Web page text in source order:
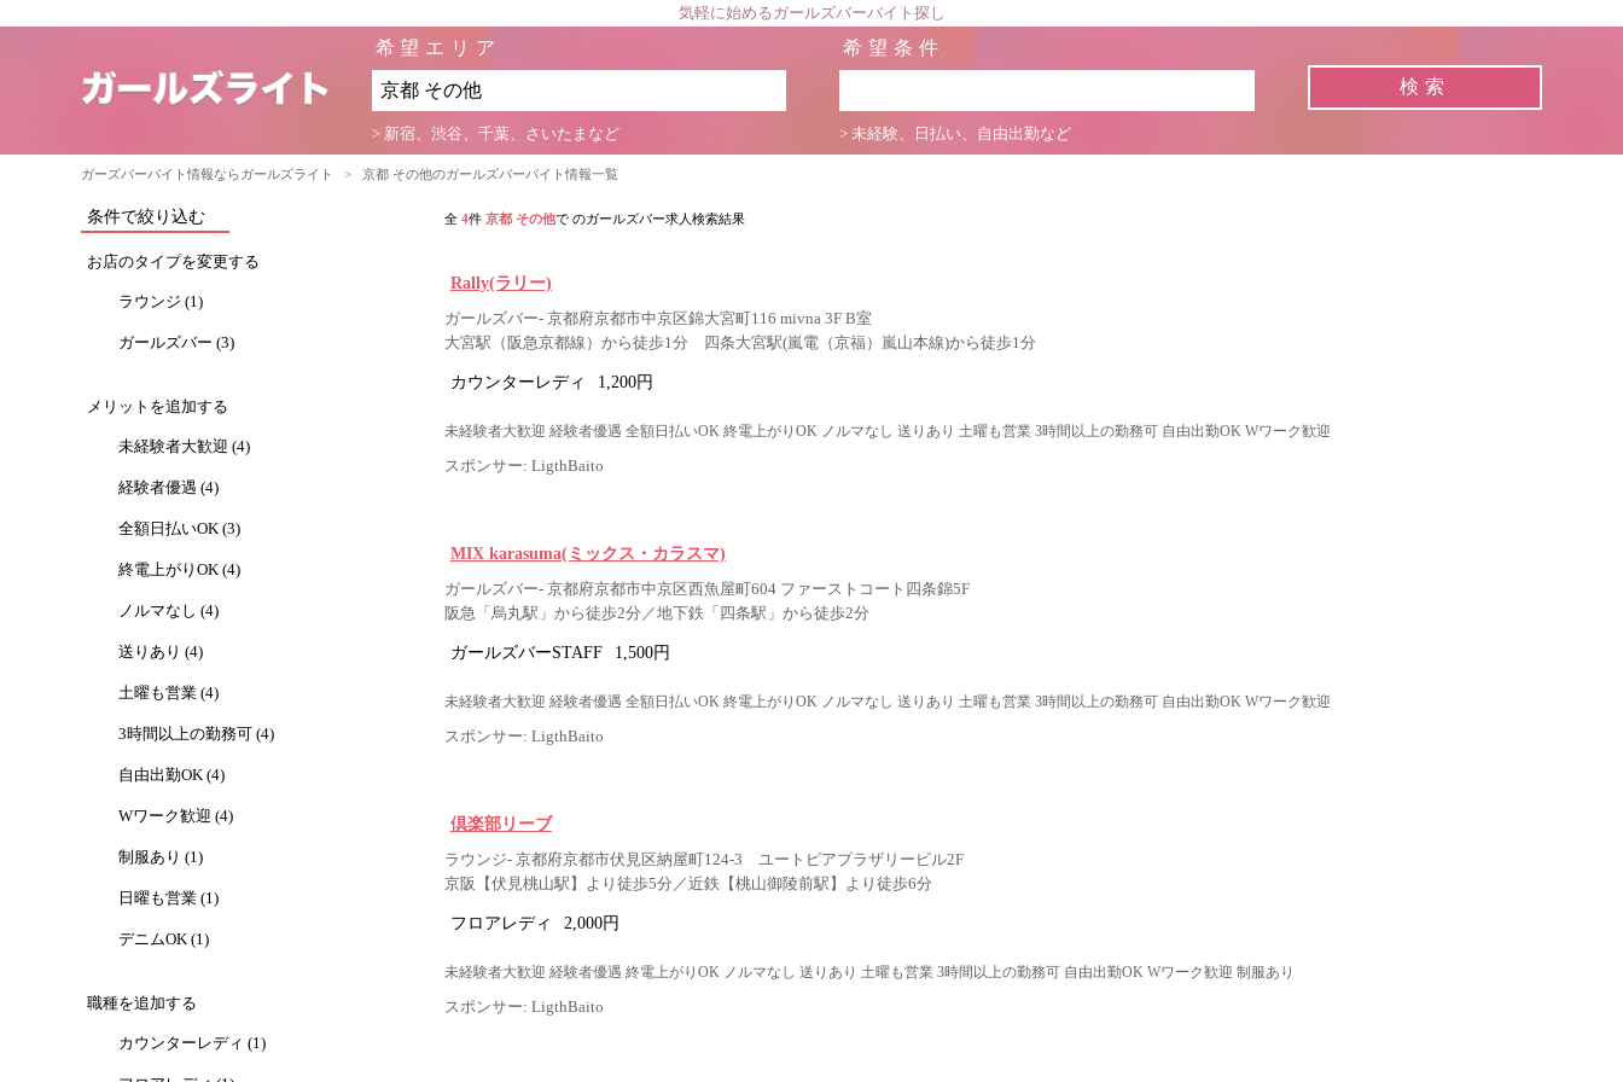
気軽に始めるガールズバーバイト探し
希望エリア
> 新宿、渋谷、千葉、さいたまなど
希望条件
> 未経験、日払い、自由出勤など
ガーズバーバイト情報ならガールズライト > 京都 その他のガールズバーバイト情報一覧
条件で絞り込む
お店のタイプを変更する
ラウンジ (1)
ガールズバー (3)
メリットを追加する
未経験者大歓迎 (4)
経験者優遇 (4)
全額日払いOK (3)
終電上がりOK (4)
ノルマなし (4)
送りあり (4)
土曜も営業 (4)
3時間以上の勤務可 (4)
自由出勤OK (4)
Wワーク歓迎 (4)
制服あり (1)
日曜も営業 (1)
デニムOK (1)
職種を追加する
カウンターレディ (1)
全 4件 京都 その他で のガールズバー求人検索結果
Rally(ラリー)
ガールズバー- 京都府京都市中京区錦大宮町116 mivna 3F B室
大宮駅（阪急京都線）から徒歩1分 四条大宮駅(嵐電（京福）嵐山本線)から徒歩1分
カウンターレディ 1,200円
未経験者大歓迎 経験者優遇 全額日払いOK 終電上がりOK ノルマなし 送りあり 土曜も営業 3時間以上の勤務可 自由出勤OK Wワーク歓迎
スポンサー: LigthBaito
MIX karasuma(ミックス・カラスマ)
ガールズバー- 京都府京都市中京区西魚屋町604 ファーストコート四条錦5F
阪急「烏丸駅」から徒歩2分／地下鉄「四条駅」から徒歩2分
ガールズバーSTAFF 1,500円
未経験者大歓迎 経験者優遇 全額日払いOK 終電上がりOK ノルマなし 送りあり 土曜も営業 3時間以上の勤務可 自由出勤OK Wワーク歓迎
スポンサー: LigthBaito
倶楽部リーブ
ラウンジ- 京都府京都市伏見区納屋町124-3 ユートピアプラザリービル2F
京阪【伏見桃山駅】より徒歩5分／近鉄【桃山御陵前駅】より徒歩6分
フロアレディ 2,000円
未経験者大歓迎 経験者優遇 終電上がりOK ノルマなし 送りあり 土曜も営業 3時間以上の勤務可 自由出勤OK Wワーク歓迎 制服あり
スポンサー: LigthBaito